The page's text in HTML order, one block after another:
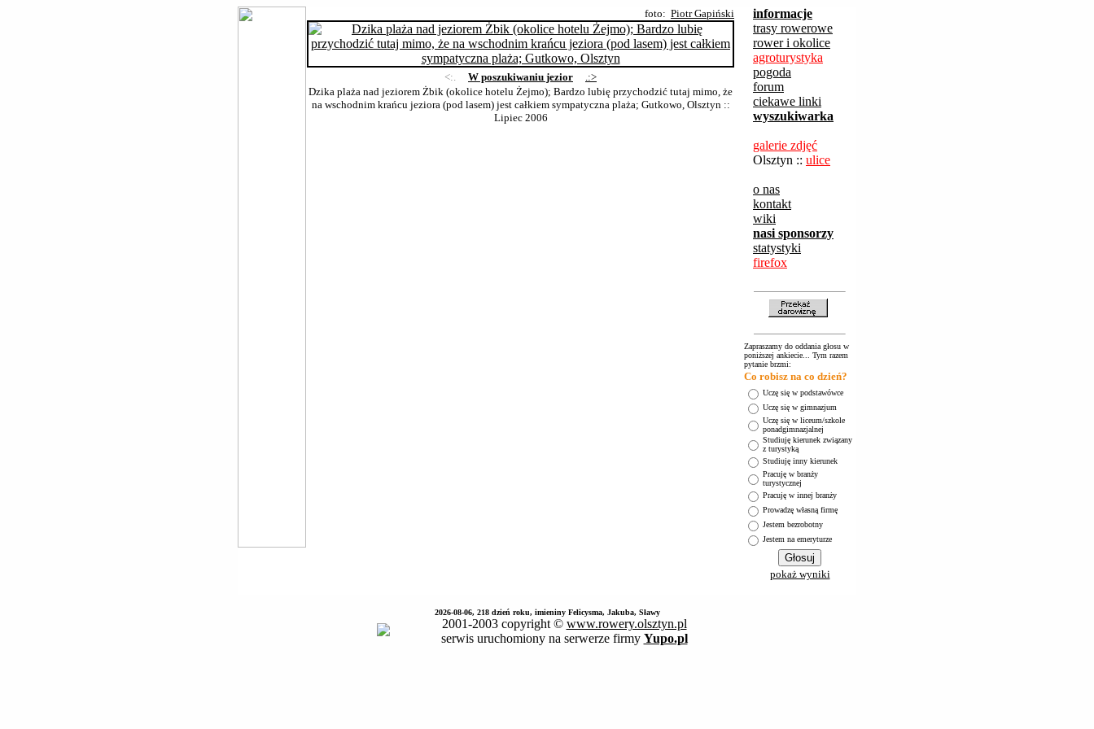
foto: Piotr Gapiński
<:. W poszukiwaniu jezior
.:>
Dzika plaża nad jeziorem Żbik (okolice hotelu Żejmo); Bardzo lubię przychodzić tutaj mimo, że
na wschodnim krańcu jeziora (pod lasem) jest całkiem sympatyczna plaża; Gutkowo, Olsztyn::
Lipiec 2006
informacje
trasy rowerowe
rower i okolice
agroturystyka
pogoda
forum
ciekawe linki
wyszukiwarka
galerie zdjęć
Olsztyn :: ulice
o nas
kontakt
wiki
nasi sponsorzy
statystyki
firefox
Zapraszamy do oddania głosu w
poniższej ankiecie... Tym razem
pytanie brzmi:
Co robisz na co dzień?
Uczę się w podstawówce
Uczę się w gimnazjum
Uczę się w liceum/szkole
ponadgimnazjalnej
Studiuję kierunek związany
z turystyką
Studiuję inny kierunek
Pracuję w branży
turystycznej
Pracuję w innej branży
Prowadzę własną firmę
Jestem bezrobotny
Jestem na emeryturze
pokaż wyniki
2026-08-06, 218 dzień roku, imieniny Felicysma, Jakuba, Sławy
2001-2003 copyright © www.rowery.olsztyn.pl
serwis uruchomiony na serwerze firmy Yupo.pl